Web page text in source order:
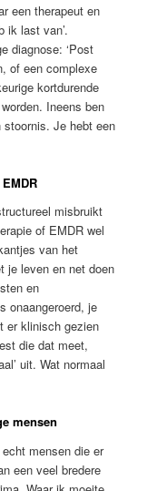
een therapeut en
ik last van’.
diagnose: ‘Post
of een complexe
kortdurende
Ineens ben
Je hebt een
misbruikt
of EMDR wel
van het
je leven en net doen
en
onaangeroerd, je
er klinisch gezien
die dat meet,
uit. Wat normaal
mensen
mensen die er
een veel bredere